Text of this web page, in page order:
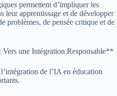
permettent d’impliquer les
leur apprentissage et de développer
problèmes, de pensée critique et de
une Intégration Responsable**
de l’IA en éducation